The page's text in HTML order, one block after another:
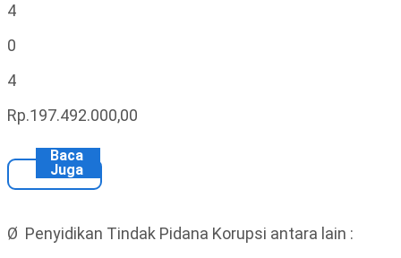
4
0
4
Rp.197.492.000,00
Baca
Juga
Ø Penyidikan Tindak Pidana Korupsi antara lain :